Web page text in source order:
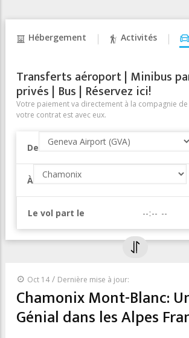
Hébergement Activités
Transferts aéroport | Minibus
privés | Bus | Réservez ici!
Votre paiement va directement à la compagnie
votre contrat est avec eux.
De
À
Le vol part le Heure
Oct 14 / Dernière mise à jour:
Chamonix Mont-Blanc:
Génial dans les Alpes